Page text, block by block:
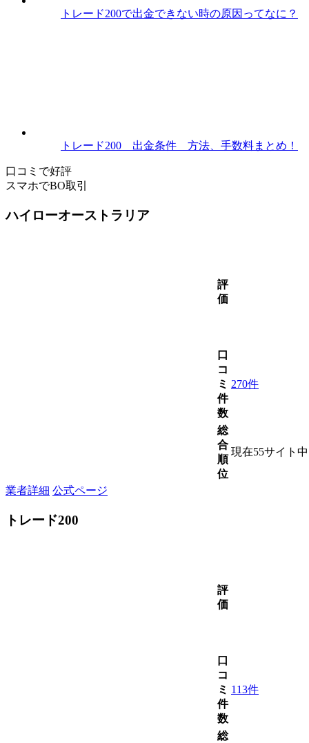
トレード200で出金できない時の原因ってなに？
トレード200 出金条件 方法、手数料まとめ！
口コミで好評
スマホでBO取引
ハイローオーストラリア
評
価
口
コ
ミ
件
数
270件
総
合
順
位
現在55サイト
業者詳細 公式ページ
トレード200
評
価
口
コ
ミ
件
数
113件
総